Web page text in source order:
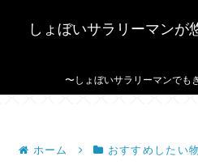
しょぼいサラリーマンが
〜しょぼいサラリーマンでも
ホーム おすすめしたい